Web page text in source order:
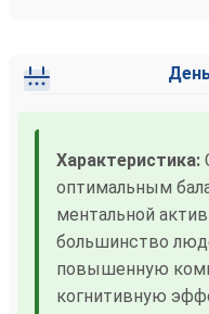
Характеристика:
оптимальным
ментальной
большинство
повышенную
когнитивную